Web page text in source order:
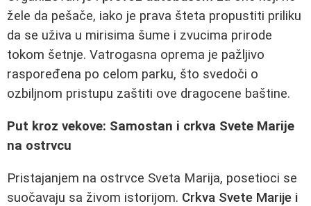
žele da pešače, iako je prava šteta propustiti priliku
da se uživa u mirisima šume i zvucima prirode
tokom šetnje. Vatrogasna oprema je pažljivo
raspoređena po celom parku, što svedoči o
ozbiljnom pristupu zaštiti ove dragocene baštine.
Put kroz vekove: Samostan i crkva Svete Marije
na ostrvcu
Pristajanjem na ostrvce Sveta Marija, posetioci se
suočavaju sa živom istorijom. Crkva Svete Marije i